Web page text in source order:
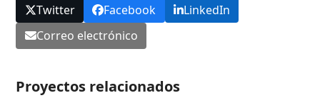
Twitter Facebook
LinkedIn
Correo electrónico
Proyectos relacionados